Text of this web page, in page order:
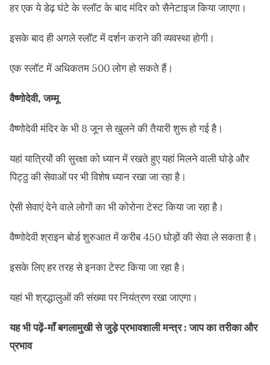
हर एक ये डेढ़ घंटे के स्लॉट के बाद मंदिर को सैनेटाइज किया जाएगा।
इसके बाद ही अगले स्लॉट में दर्शन कराने की व्यवस्था होगी।
एक स्लॉट में अधिकतम 500 लोग हो सकते हैं।
वैष्णोदेवी, जम्मू
वैष्णोदेवी मंदिर के भी 8 जून से खुलने की तैयारी शुरू हो गई है।
यहां यात्रियों की सुरक्षा को ध्यान में रखते हुए यहां मिलने वाली घोड़े और
पिट्ठु की सेवाओं पर भी विशेष ध्यान रखा जा रहा है।
ऐसी सेवाएं देने वाले लोगों का भी कोरोना टेस्ट किया जा रहा है।
वैष्णोदेवी श्राइन बोर्ड शुरुआत में करीब 450 घोड़ों की सेवा ले सकता है।
इसके लिए हर तरह से इनका टेस्ट किया जा रहा है।
यहां भी श्रद्धालुओं की संख्या पर नियंत्रण रखा जाएगा।
यह भी पढ़ें-माँ बगलामुखी से जुड़े प्रभावशाली मन्त्र : जाप का तरीका और
प्रभाव